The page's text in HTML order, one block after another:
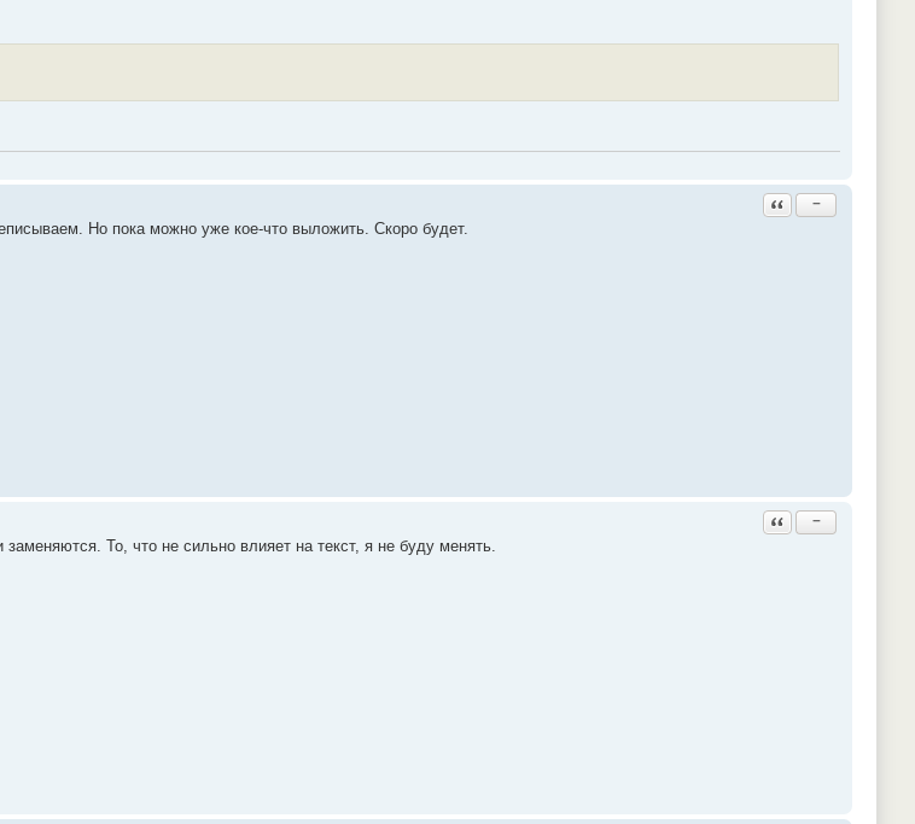
Ответить с цитатой
−
Но пока можно уже кое-что выложить. Скоро будет.
Ответить с цитатой
−
То, что не сильно влияет на текст, я не буду менять.